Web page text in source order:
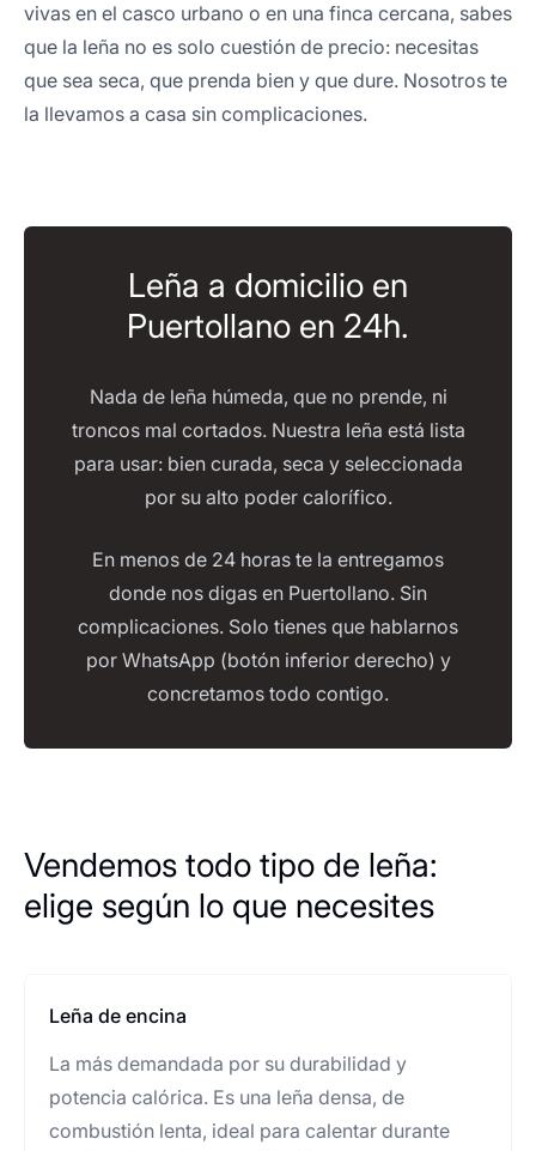
vivas en el casco urbano o en una finca cercana, sabes
que la leña no es solo cuestión de precio: necesitas
que sea seca, que prenda bien y que dure. Nosotros te
la llevamos a casa sin complicaciones.
Leña a domicilio en
Puertollano en 24h.
Nada de leña húmeda, que no prende, ni
troncos mal cortados. Nuestra leña está lista
para usar: bien curada, seca y seleccionada
por su alto poder calorífico.
En menos de 24 horas te la entregamos
donde nos digas en Puertollano. Sin
complicaciones. Solo tienes que hablarnos
por WhatsApp (botón inferior derecho) y
concretamos todo contigo.
Vendemos todo tipo de leña:
elige según lo que necesites
Leña de encina
La más demandada por su durabilidad y
potencia calórica. Es una leña densa, de
combustión lenta, ideal para calentar durante